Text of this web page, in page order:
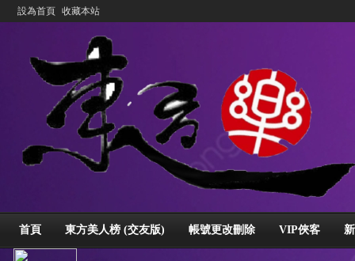
設為首頁 收藏本站
首頁 東方美人榜 (交友版) 帳號更改刪除 VIP俠客